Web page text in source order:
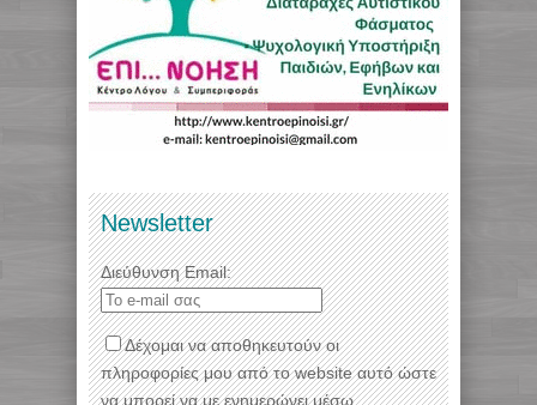
Newsletter
Διεύθυνση Email:
Δέχομαι να αποθηκευτούν οι
πληροφορίες μου από το website αυτό ώστε
να μπορεί να με ενημερώνει μέσω